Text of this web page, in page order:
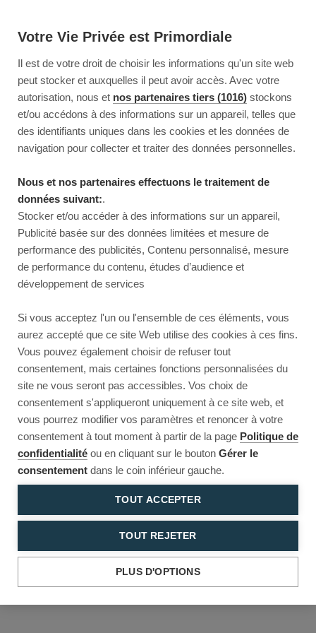
Votre Vie Privée est Primordiale
Il est de votre droit de choisir les informations qu'un site web
peut stocker et auxquelles il peut avoir accès. Avec votre
autorisation, nous et nos partenaires tiers (1016) stockons
et/ou accédons à des informations sur un appareil, telles que
des identifiants uniques dans les cookies et les données de
navigation pour collecter et traiter des données personnelles.
Nous et nos partenaires effectuons le traitement de
données suivant:.
Stocker et/ou accéder à des informations sur un appareil,
Publicité basée sur des données limitées et mesure de
performance des publicités, Contenu personnalisé, mesure
de performance du contenu, études d’audience et
développement de services
Si vous acceptez l'un ou l'ensemble de ces éléments, vous
aurez accepté que ce site Web utilise des cookies à ces fins.
Vous pouvez également choisir de refuser tout
consentement, mais certaines fonctions personnalisées du
site ne vous seront pas accessibles. Vos choix de
consentement s'appliqueront uniquement à ce site web, et
vous pourrez modifier vos paramètres et renoncer à votre
consentement à tout moment à partir de la page Politique de
confidentialité ou en cliquant sur le bouton Gérer le
consentement dans le coin inférieur gauche.
TOUT ACCEPTER
TOUT REJETER
PLUS D'OPTIONS
Reload to try again, or go back.
Reload Back